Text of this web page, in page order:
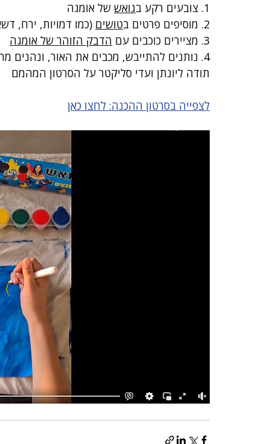
1. צובעים רקע ב
גואש של אומגה
2. מוסיפים פרטים ב
טושים (כמו דמויות, ירח,
3. מציירים כוכבים עם
הדבק הזוהר של אומגה
4. נותנים להתייבש, מכבים את האור, ונהנים מהקסם!
תודה ליונתן ועדי סליקטר על הסרטון המהמם
לצפייה בסרטון ההכנה: לחצו כאן